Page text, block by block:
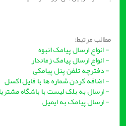
مطالب مرتبط:
- انواع ارسال پیامک انبوه
- انواع ارسال پیامک زماندار
- دفترچه تلفن پنل پیامکی
- اضافه کردن شماره ها با فایل اکسل
- ارسال به بلک لیست با باشگاه مشتریان
- ارسال پیامک به ایمیل